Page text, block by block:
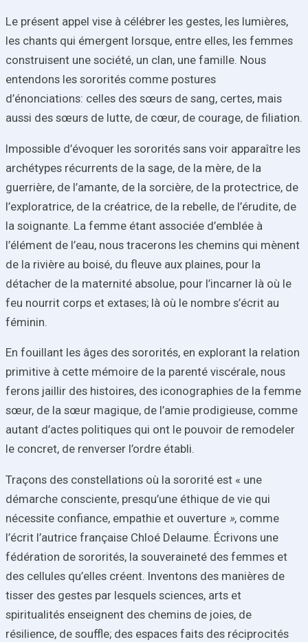
Le présent appel vise à célébrer les gestes, les lumières,
les chants qui émergent lorsque, entre elles, les femmes
construisent une société, un clan, une famille. Nous
entendons les sororités comme postures
d’énonciations: celles des sœurs de sang, certes, mais
aussi des sœurs de lutte, de cœur, de courage, de filiation.
Impossible d’évoquer les sororités sans voir apparaître les
archétypes récurrents de la sage, de la mère, de la
guerrière, de l’amante, de la sorcière, de la protectrice, de
l’exploratrice, de la créatrice, de la rebelle, de l’érudite, de
la soignante. La femme étant associée d’emblée à
l’élément de l’eau, nous tracerons les chemins qui mènent
de la rivière au boisé, du fleuve aux plaines, pour la
détacher de la maternité absolue, pour l’incarner là où le
feu nourrit corps et extases; là où le nombre s’écrit au
féminin.
En fouillant les âges des sororités, en explorant la relation
primitive à cette mémoire de la parenté viscérale, nous
ferons jaillir des histoires, des iconographies de la femme
sœur, de la sœur magique, de l’amie prodigieuse, comme
autant d’actes politiques qui ont le pouvoir de remodeler
le concret, de renverser l’ordre établi.
Traçons des constellations où la sororité est « une
démarche consciente, presqu’une éthique de vie qui
nécessite confiance, empathie et ouverture », comme
l’écrit l’autrice française Chloé Delaume. Écrivons une
fédération de sororités, la souveraineté des femmes et
des cellules qu’elles créent. Inventons des manières de
tisser des gestes par lesquels sciences, arts et
spiritualités enseignent des chemins de joies, de
résilience, de souffle; des espaces faits des réciprocités